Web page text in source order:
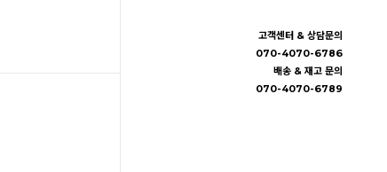
고객센터 & 상담문의
070-4070-6786
배송 & 재고 문의
070-4070-6789